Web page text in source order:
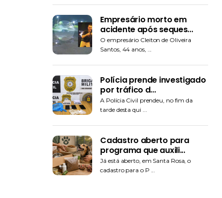
Empresário morto em
acidente após seques...
O empresário Cleiton de Oliveira
Santos, 44 anos, ...
Polícia prende investigado
por tráfico d...
A Polícia Civil prendeu, no fim da
tarde desta qui ...
Cadastro aberto para
programa que auxili...
Já está aberto, em Santa Rosa, o
cadastro para o P ...